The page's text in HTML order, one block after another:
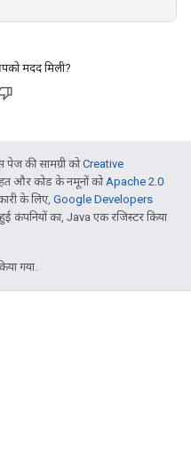
मदद मिली?
की सामग्री कोCreative
और कोड के नमूनों कोApache 2.0
के लिए, Google Developers
का, Java एक रजिस्टर किया
गया.